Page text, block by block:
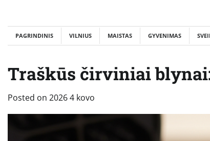
PAGRINDINIS VILNIUS MAISTAS GYVENIMAS
Traškūs čirviniai
Posted on 2026 4 kovo